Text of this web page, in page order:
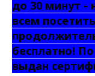
до 30 минут -
всем
бесплатно!
выдан